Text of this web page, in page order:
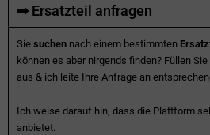
➡ Ersatzteil anfragen
Sie suchen nach einem bestimmten
können es aber nirgends finden? Füllen
aus & ich leite Ihre Anfrage an
Ich weise darauf hin, dass die Plattform
anbietet.